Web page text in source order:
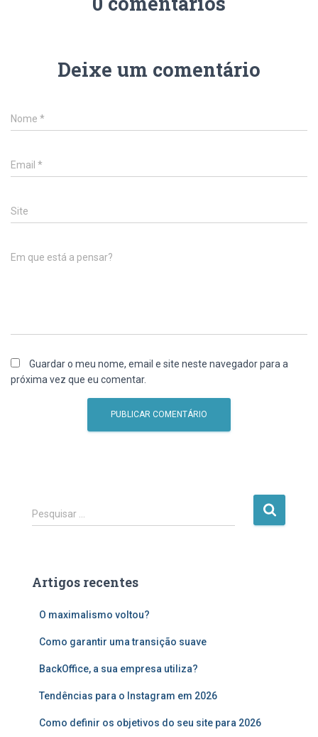
Deixe um comentário
Nome *
Email *
Site
Em que está a pensar?
Guardar o meu nome, email e site neste navegador para a
próxima vez que eu comentar.
P
e
i
Pesquisar …
Artigos recentes
O maximalismo voltou?
Como garantir uma transição suave
BackOffice, a sua empresa utiliza?
Tendências para o Instagram em 2026
Como definir os objetivos do seu site para 2026